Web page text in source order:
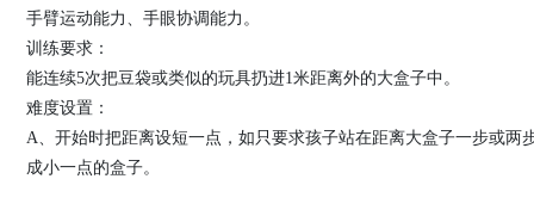
手臂运动能力、手眼协调能力。
训练要求：
能连续5次把豆袋或类似的玩具扔进1米距离外的大盒子中。
难度设置：
A、开始时把距离设短一点，如只要求孩子站在距离大盒子一步或
成小一点的盒子。